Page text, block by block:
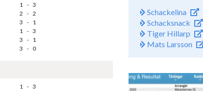
1 - 3
2 - 2
3 - 1
1 - 3
3 - 1
3 - 0
1 - 3
Schackelina
Schacksnack
Tiger Hillarp
Mats Larsson